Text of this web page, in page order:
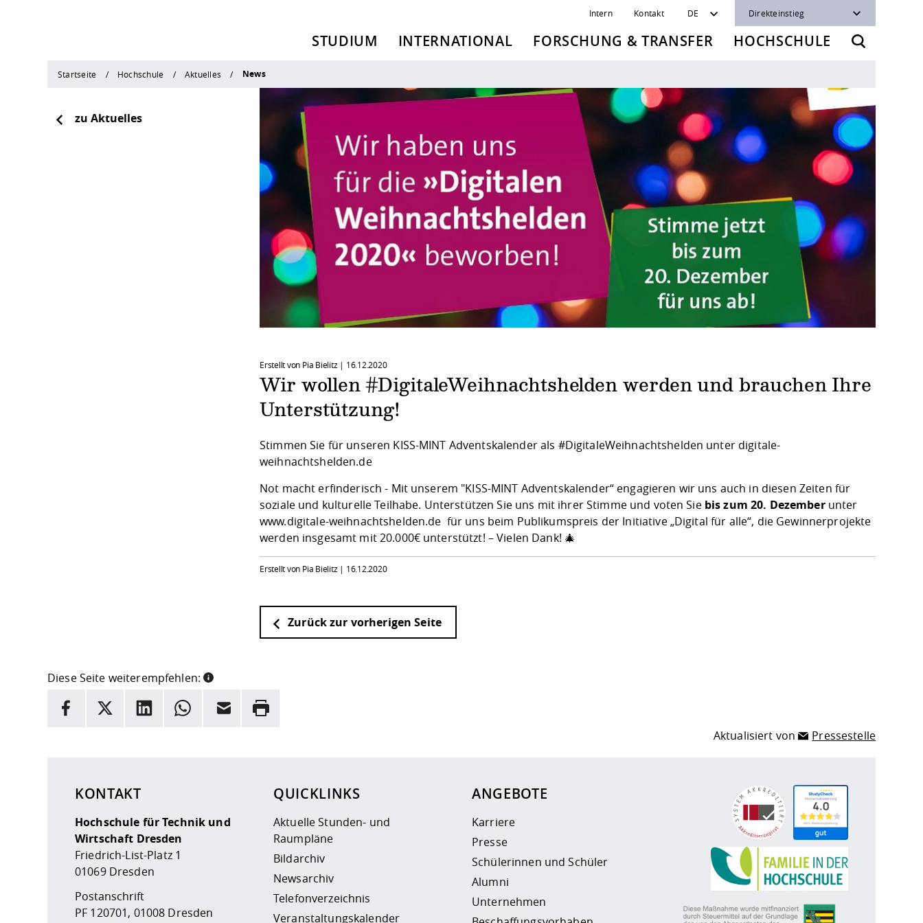
Intern Kontakt DE Direkteinstieg
STUDIUM INTERNATIONAL FORSCHUNG & TRANSFER HOCHSCHULE
Startseite Hochschule Aktuelles News
zu Aktuelles
Erstellt von Pia Bielitz | 16.12.2020
Wir wollen #DigitaleWeihnachtshelden werden und brauchen Ihre
Unterstützung!
Stimmen Sie für unseren KISS-MINT Adventskalender als #DigitaleWeihnachtshelden unter digitale-
weihnachtshelden.de
Not macht erfinderisch - Mit unserem "KISS-MINT Adventskalender“ engagieren wir uns auch in diesen Zeiten für
soziale und kulturelle Teilhabe. Unterstützen Sie uns mit ihrer Stimme und voten Sie bis zum 20. Dezember unter
www.digitale-weihnachtshelden.de für uns beim Publikumspreis der Initiative „Digital für alle“, die Gewinnerprojekte
werden insgesamt mit 20.000€ unterstützt! – Vielen Dank! 🎄
Erstellt von Pia Bielitz | 16.12.2020
Zurück zur vorherigen Seite
Diese Seite weiterempfehlen:
INFORMATION
Facebook
X LinkedInWhatsappE-Mail Drucken
Aktualisiert von Pressestelle
KONTAKT
Hochschule für Technik und
Wirtschaft Dresden
Friedrich-List-Platz 1
01069 Dresden
Postanschrift
PF 120701, 01008 Dresden
QUICKLINKS
Aktuelle Stunden- und
Raumpläne
Bildarchiv
Newsarchiv
Telefonverzeichnis
Veranstaltungskalender
ANGEBOTE
Karriere
Presse
Schülerinnen und Schüler
Alumni
Unternehmen